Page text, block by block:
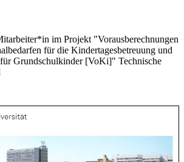
im Projekt "Vorausberechnungen
für die Kindertagesbetreuung und
für Grundschulkinder [VoKi]" Technische